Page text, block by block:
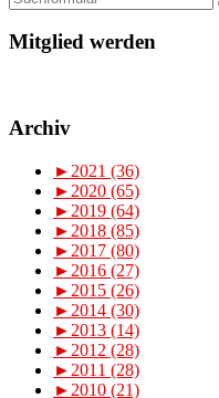
Mitglied werden
Archiv
► 2021 (36)
► 2020 (65)
► 2019 (64)
► 2018 (85)
► 2017 (80)
► 2016 (27)
► 2015 (26)
► 2014 (30)
► 2013 (14)
► 2012 (28)
► 2011 (28)
► 2010 (21)